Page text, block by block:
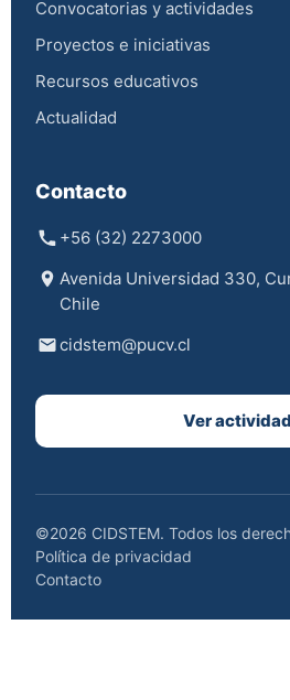
Convocatorias y actividades
Proyectos e iniciativas
Recursos educativos
Actualidad
Contacto
+56 (32) 2273000
Avenida Universidad 330,
Chile
cidstem@pucv.cl
Ver
©2026 CIDSTEM. Todos los
Política de privacidad
Contacto